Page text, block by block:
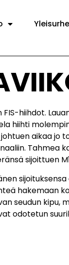
hiihdot.
hiihti
aikaa
Tahmea
sijoittuen
hakemaan
seudun
odotetun